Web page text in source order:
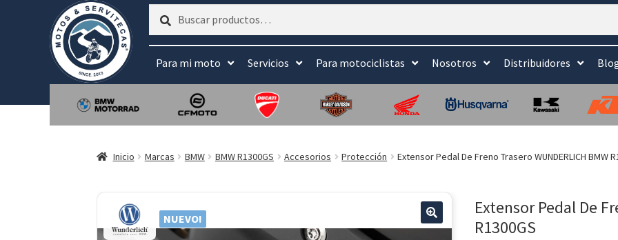
Buscar
Buscar
Para mi moto Servicios Para motociclistas Nosotros Distribuidores
Inicio Marcas BMW BMW R1300GS Accesorios Protección Extensor Pedal De Freno Trasero WUNDERLICH BMW
NUEVO!
Extensor Pedal De
R1300GS